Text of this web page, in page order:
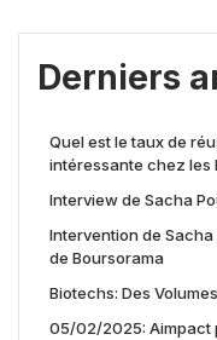
Derniers
Quel est le taux de
intéressante chez les
Interview de Sacha
Intervention de
de Boursorama
Biotechs: Des
05/02/2025: Aimpact